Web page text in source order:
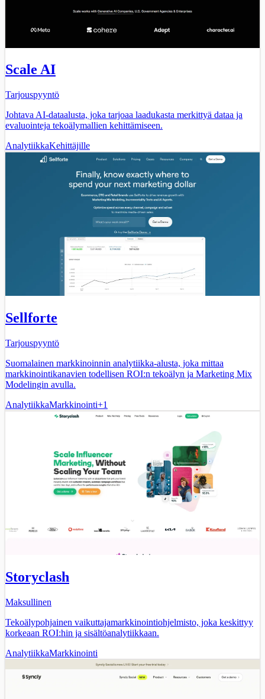
Scale AI
Tarjouspyyntö
Johtava AI-dataalusta, joka tarjoaa laadukasta merkittyä dataa ja
evaluointeja tekoälymallien kehittämiseen.
AnalytiikkaKehittäjille
Sellforte
Tarjouspyyntö
Suomalainen markkinoinnin analytiikka-alusta, joka mittaa
markkinointikanavien todellisen ROI:n tekoälyn ja Marketing Mix
Modelingin avulla.
AnalytiikkaMarkkinointi+1
Storyclash
Maksullinen
Tekoälypohjainen vaikuttajamarkkinointiohjelmisto, joka keskittyy
korkeaan ROI:hin ja sisältöanalytiikkaan.
AnalytiikkaMarkkinointi